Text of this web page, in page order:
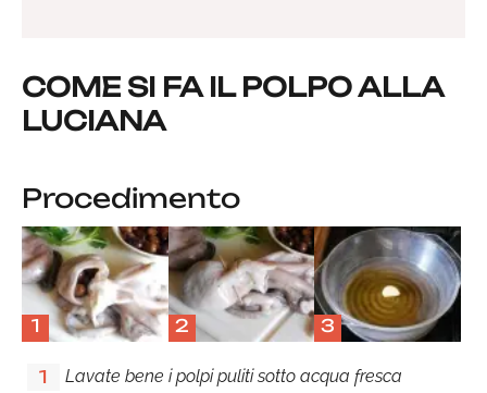
COME SI FA IL POLPO ALLA
LUCIANA
Procedimento
1 2 3
1
Lavate bene i polpi puliti sotto acqua fresca